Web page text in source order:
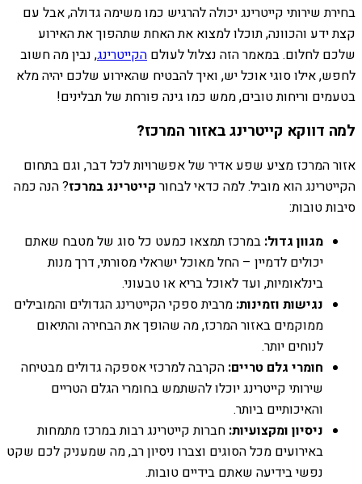
בחירת שירותי קייטרינג יכולה להרגיש כמו משימה גדולה, אבל עם
קצת ידע והכוונה, תוכלו למצוא את האחת שתהפוך את האירוע
שלכם לחלום. במאמר הזה נצלול לעולם הקייטרינג, נבין מה חשוב
לחפש, אילו סוגי אוכל יש, ואיך להבטיח שהאירוע שלכם יהיה מלא
בטעמים וריחות טובים, ממש כמו גינה פורחת של תבלינים!
למה דווקא קייטרינג באזור המרכז?
אזור המרכז מציע שפע אדיר של אפשרויות לכל דבר, וגם בתחום
הקייטרינג הוא מוביל. למה כדאי לבחור קייטרינג במרכז? הנה כמה
סיבות טובות:
מגוון גדול: במרכז תמצאו כמעט כל סוג של מטבח שאתם
יכולים לדמיין – החל מאוכל ישראלי מסורתי, דרך מנות
בינלאומיות, ועד לאוכל בריא או טבעוני.
נגישות וזמינות: מרבית ספקי הקייטרינג הגדולים והמובילים
ממוקמים באזור המרכז, מה שהופך את הבחירה והתיאום
לנוחים יותר.
חומרי גלם טריים: הקרבה למרכזי אספקה גדולים מבטיחה
שירותי קייטרינג יוכלו להשתמש בחומרי הגלם הטריים
והאיכותיים ביותר.
ניסיון ומקצועיות: חברות קייטרינג רבות במרכז מתמחות
באירועים מכל הסוגים וצברו ניסיון רב, מה שמעניק לכם שקט
נפשי בידיעה שאתם בידיים טובות.